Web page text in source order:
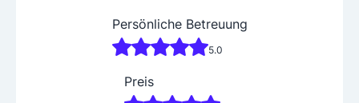
Persönliche Betreuung
5.0
Preis